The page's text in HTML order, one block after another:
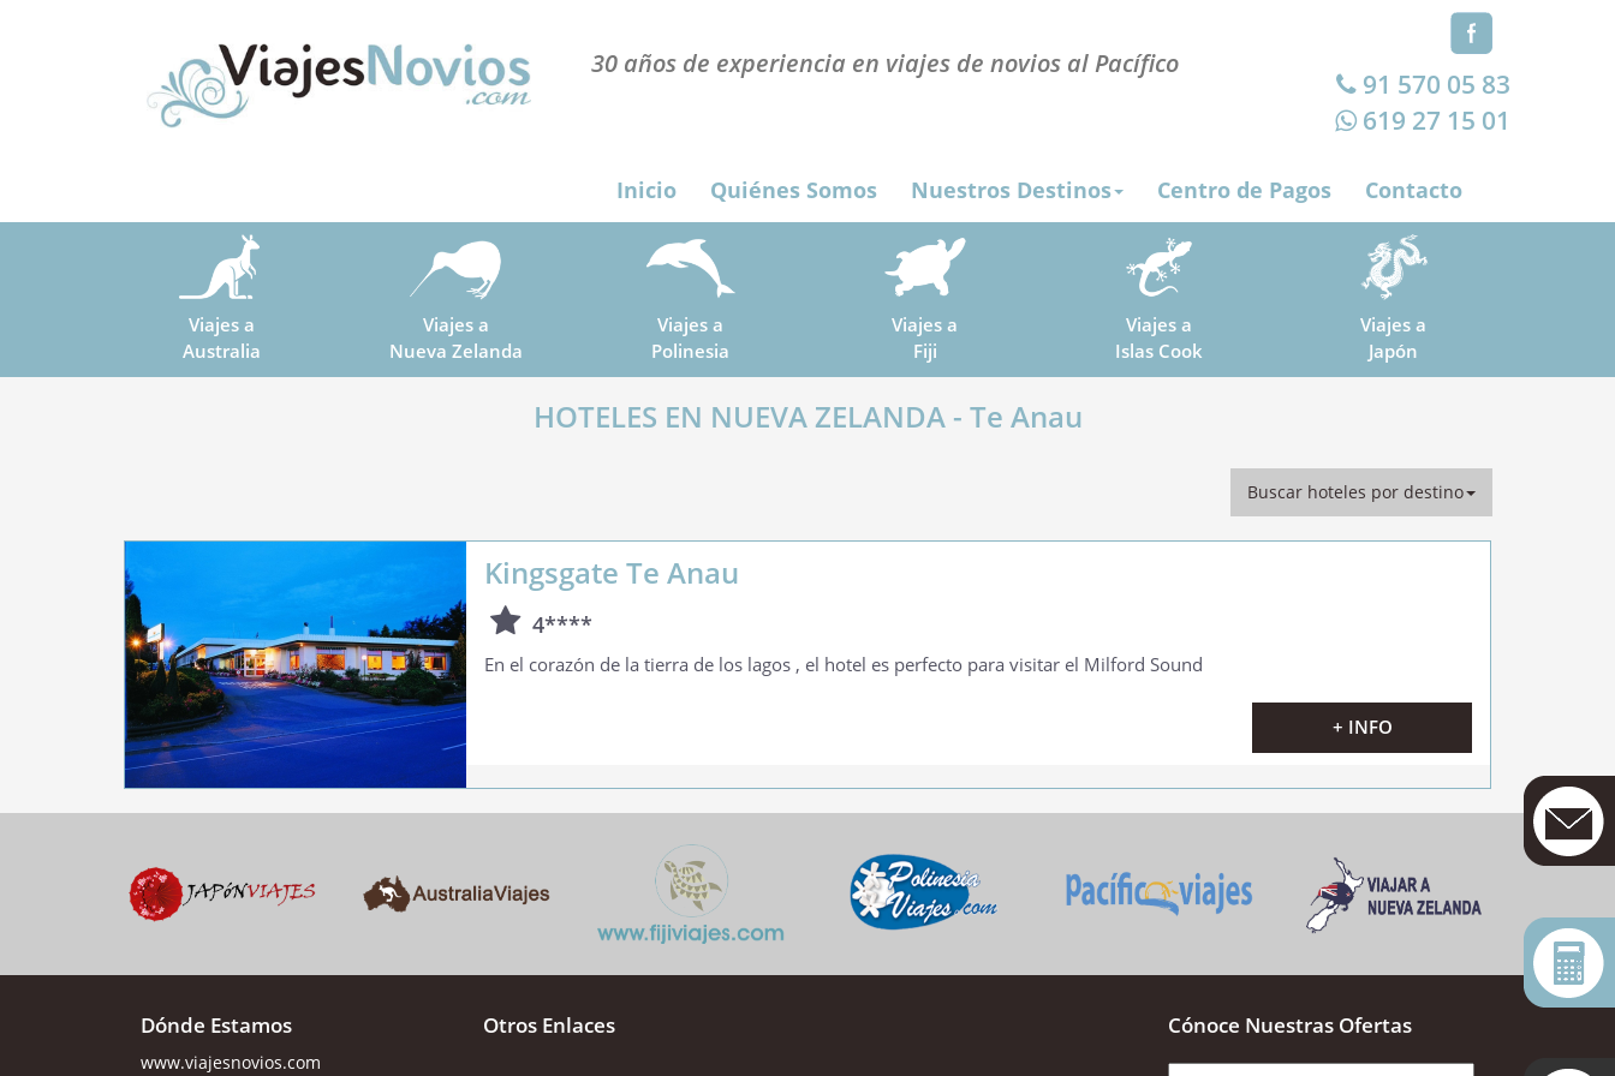
30 años de experiencia en viajes de novios al Pacífico
91 570 05 83
619 27 15 01
Inicio Quiénes Somos Nuestros Destinos Centro de Pagos Contacto
Viajes a
Australia
Viajes a
Nueva Zelanda
Viajes a
Polinesia
Viajes a
Fiji
Viajes a
Islas Cook
Viajes a
Japón
HOTELES EN NUEVA ZELANDA - Te Anau
Buscar hoteles por destino
Kingsgate Te Anau
4****
En el corazón de la tierra de los lagos , el hotel es perfecto para visitar el Milford Sound
+ INFO
Dónde Estamos
www.viajesnovios.com
Otros Enlaces Cónoce Nuestras Ofertas